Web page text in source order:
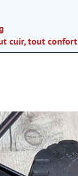
cuir, tout confort